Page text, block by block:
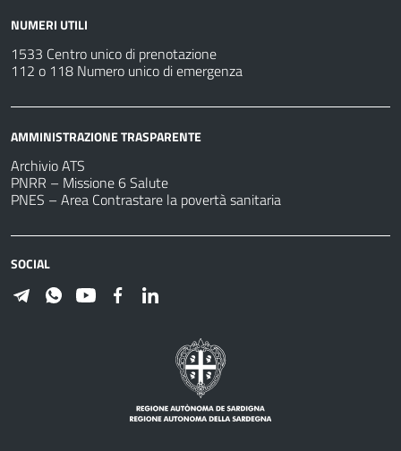
NUMERI UTILI
1533 Centro unico di prenotazione
112 o 118 Numero unico di emergenza
AMMINISTRAZIONE TRASPARENTE
Archivio ATS
PNRR – Missione 6 Salute
PNES – Area Contrastare la povertà sanitaria
SOCIAL